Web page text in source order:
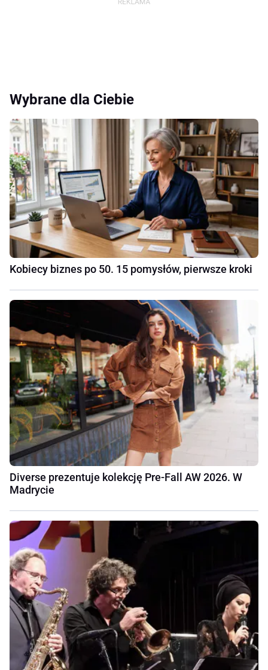
Wybrane dla Ciebie
Kobiecy biznes po 50. 15 pomysłów, pierwsze kroki
Diverse prezentuje kolekcję Pre-Fall AW 2026. W
Madrycie